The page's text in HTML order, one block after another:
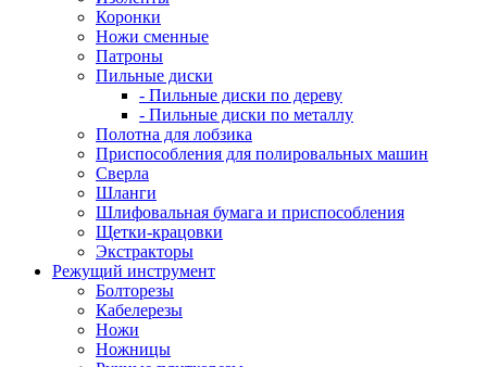
Коронки
Ножи сменные
Патроны
Пильные диски
- Пильные диски по дереву
- Пильные диски по металлу
Полотна для лобзика
Приспособления для полировальных машин
Сверла
Шланги
Шлифовальная бумага и приспособления
Щетки-крацовки
Экстракторы
Режущий инструмент
Болторезы
Кабелерезы
Ножи
Ножницы